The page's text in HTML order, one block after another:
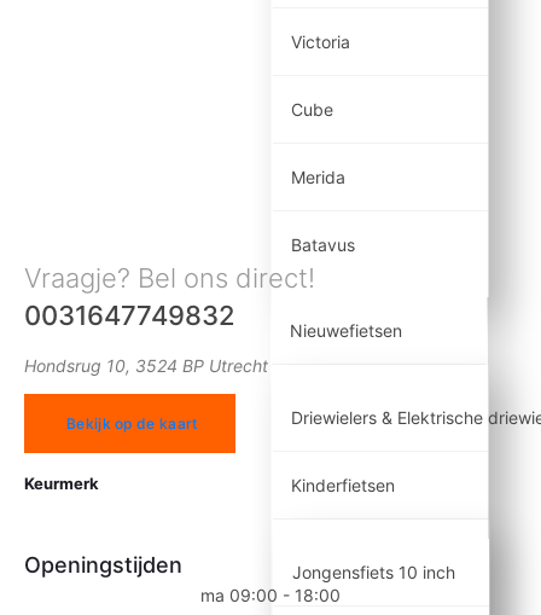
Victoria
Cube
Merida
Batavus
Nieuwefietsen
Driewielers & Elektrische
Kinderfietsen
Jongensfiets 10 inch
Vraagje? Bel ons direct!
0031647749832
Hondsrug 10, 3524 BP Utrecht
Bekijk op de kaart
Keurmerk
Openingstijden
ma 09:00 - 18:00